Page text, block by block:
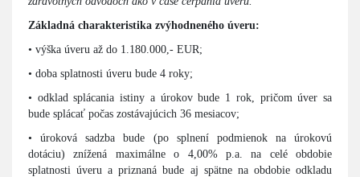
Základná charakteristika zvýhodneného úveru:
• výška úveru až do 1.180.000,- EUR;
• doba splatnosti úveru bude 4 roky;
• odklad splácania istiny a úrokov bude 1 rok, pričom úver sa
bude splácať počas zostávajúcich 36 mesiacov;
• úroková sadzba bude (po splnení podmienok na úrokovú
dotáciu) znížená maximálne o 4,00% p.a. na celé obdobie
splatnosti úveru a priznaná bude aj spätne na obdobie odkladu